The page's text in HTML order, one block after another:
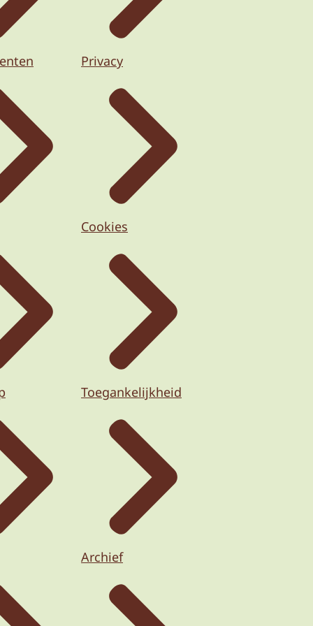
Privacy
Cookies
Toegankelijkheid
Archief